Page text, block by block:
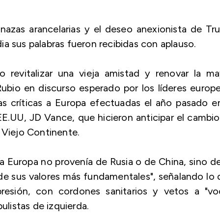
arancelarias y el deseo anexionista de
sus palabras fueron recibidas con aplauso.
revitalizar una vieja amistad y renovar la
en discurso esperado por los líderes
críticas a Europa efectuadas el año pasado
JD Vance, que hicieron anticipar el
Continente.
no provenía de Rusia o de China, sino
sus valores más fundamentales", señalando lo
con cordones sanitarios y vetos a
de izquierda.